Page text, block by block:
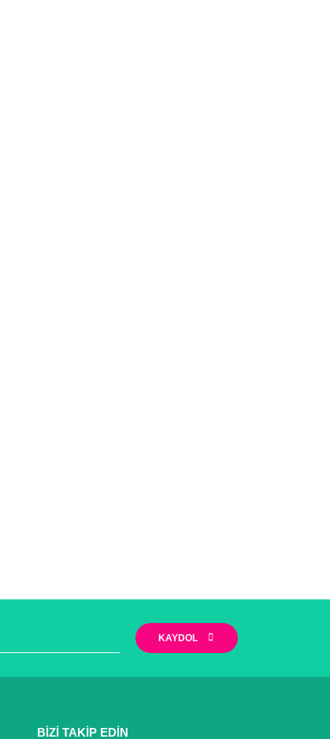
KAYDOL
BİZİ TAKİP EDİN